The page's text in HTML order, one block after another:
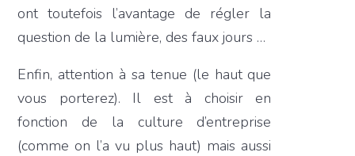
ont toutefois l’avantage de régler la
question de la lumière, des faux jours …
Enfin, attention à sa tenue (le haut que
vous porterez). Il est à choisir en
fonction de la culture d’entreprise
(comme on l’a vu plus haut) mais aussi